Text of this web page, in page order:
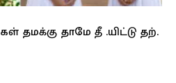
தமக்கு தாமே தீ .யிட்டு தற்.